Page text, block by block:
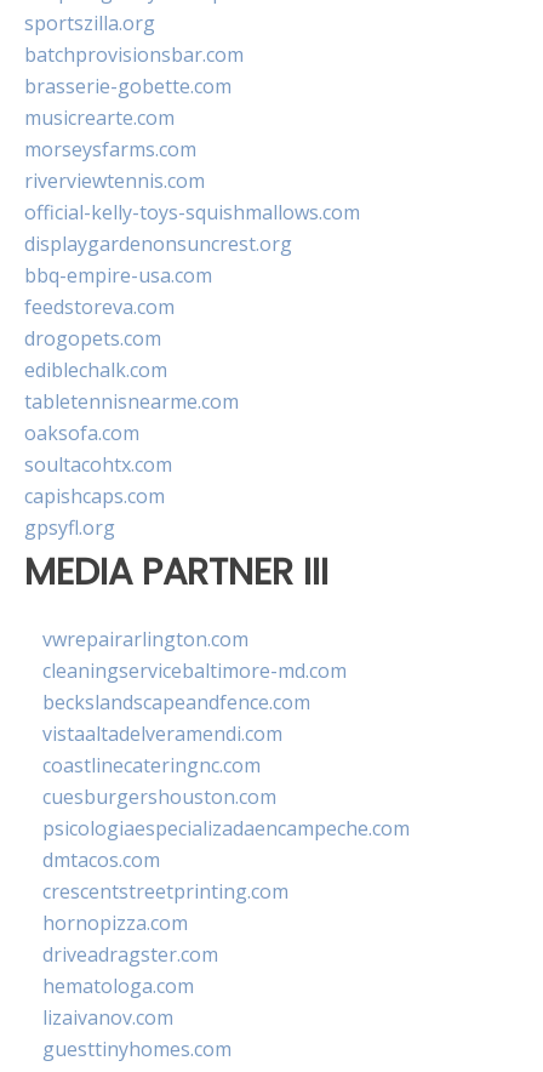
sportszilla.org
batchprovisionsbar.com
brasserie-gobette.com
musicrearte.com
morseysfarms.com
riverviewtennis.com
official-kelly-toys-squishmallows.com
displaygardenonsuncrest.org
bbq-empire-usa.com
feedstoreva.com
drogopets.com
ediblechalk.com
tabletennisnearme.com
oaksofa.com
soultacohtx.com
capishcaps.com
gpsyfl.org
MEDIA PARTNER III
vwrepairarlington.com
cleaningservicebaltimore-md.com
beckslandscapeandfence.com
vistaaltadelveramendi.com
coastlinecateringnc.com
cuesburgershouston.com
psicologiaespecializadaencampeche.com
dmtacos.com
crescentstreetprinting.com
hornopizza.com
driveadragster.com
hematologa.com
lizaivanov.com
guesttinyhomes.com